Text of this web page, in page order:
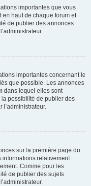
importantes que vous
haut de chaque forum et
de publier des annonces
importantes concernant le
que possible. Les annonces
dans lequel elles sont
possibilité de publier des
l’administrateur.
sur la première page du
relativement
Comme pour les
de publier des sujets